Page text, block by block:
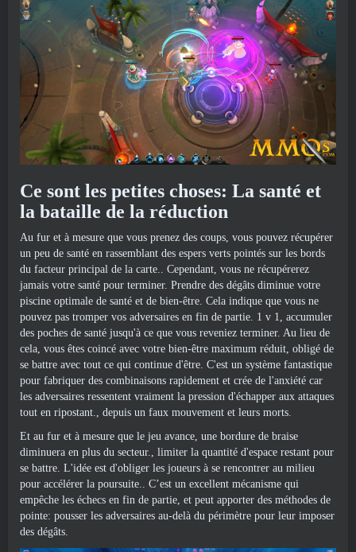
Ce sont les petites choses: La santé et
la bataille de la réduction
Au fur et à mesure que vous prenez des coups, vous pouvez récupérer
un peu de santé en rassemblant des espers verts pointés sur les bords
du facteur principal de la carte.. Cependant, vous ne récupérerez
jamais votre santé pour terminer. Prendre des dégâts diminue votre
piscine optimale de santé et de bien-être. Cela indique que vous ne
pouvez pas tromper vos adversaires en fin de partie. 1 v 1, accumuler
des poches de santé jusqu'à ce que vous reveniez terminer. Au lieu de
cela, vous êtes coincé avec votre bien-être maximum réduit, obligé de
se battre avec tout ce qui continue d'être. C'est un système fantastique
pour fabriquer des combinaisons rapidement et crée de l'anxiété car
les adversaires ressentent vraiment la pression d'échapper aux attaques
tout en ripostant., depuis un faux mouvement et leurs morts.
Et au fur et à mesure que le jeu avance, une bordure de braise
diminuera en plus du secteur., limiter la quantité d'espace restant pour
se battre. L'idée est d'obliger les joueurs à se rencontrer au milieu
pour accélérer la poursuite.. C’est un excellent mécanisme qui
empêche les échecs en fin de partie, et peut apporter des méthodes de
pointe: pousser les adversaires au-delà du périmètre pour leur imposer
des dégâts.